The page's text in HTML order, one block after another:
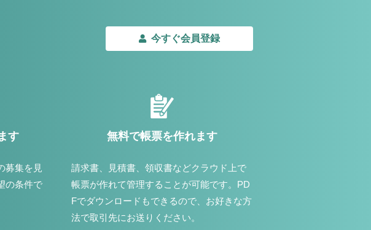
今すぐ会員登録
す
募集を見
の条件で
無料で帳票を作れます
請求書、見積書、領収書などクラウド上で
帳票が作れて管理することが可能です。PD
Fでダウンロードもできるので、お好きな方
法で取引先にお送りください。